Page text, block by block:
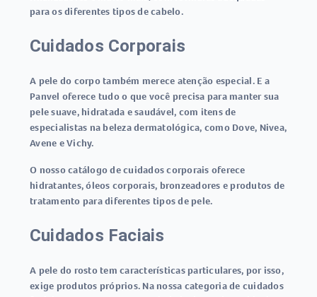
para os diferentes tipos de cabelo.
Cuidados Corporais
A pele do corpo também merece atenção especial. E a
Panvel oferece tudo o que você precisa para manter sua
pele suave, hidratada e saudável, com itens de
especialistas na beleza dermatológica, como Dove, Nivea,
Avene e Vichy.
O nosso catálogo de cuidados corporais oferece
hidratantes, óleos corporais, bronzeadores e produtos de
tratamento para diferentes tipos de pele.
Cuidados Faciais
A pele do rosto tem características particulares, por isso,
exige produtos próprios. Na nossa categoria de cuidados